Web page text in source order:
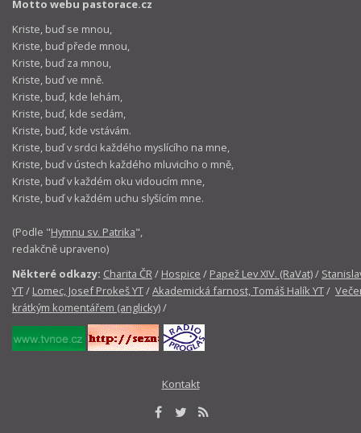
Motto webu pastorace.cz
Kriste, buď se mnou,
Kriste, buď přede mnou,
Kriste, buď za mnou,
Kriste, buď ve mně.
Kriste, buď, kde lehám,
Kriste, buď, kde sedám,
Kriste, buď, kde vstávám.
Kriste, buď v srdci každého myslícího na mne,
Kriste, buď v ústech každého mluvicího o mně,
Kriste, buď v každém oku vidoucím mne,
Kriste, buď v každém uchu slyšícím mne.
(Podle "Hymnu sv. Patrika",
redakčně upraveno)
Některé odkazy: Charita ČR/ Hospice / Papež Lev XIV. (RaVat)/
YT/ Lomec, Josef Prokeš YT/Akademická farnost, Tomáš Halík YT/
krátkým komentářem (anglicky)/
Kontakt